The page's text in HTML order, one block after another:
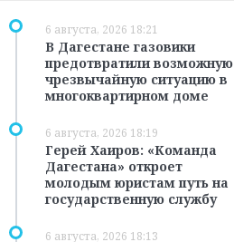
6 августа, 2026 18:21
В Дагестане газовики
предотвратили возможную
чрезвычайную ситуацию в
многоквартирном доме
6 августа, 2026 18:19
Герей Хаиров: «Команда
Дагестана» откроет
молодым юристам путь на
государственную службу
6 августа, 2026 18:13